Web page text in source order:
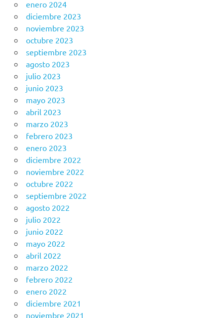
enero 2024
diciembre 2023
noviembre 2023
octubre 2023
septiembre 2023
agosto 2023
julio 2023
junio 2023
mayo 2023
abril 2023
marzo 2023
febrero 2023
enero 2023
diciembre 2022
noviembre 2022
octubre 2022
septiembre 2022
agosto 2022
julio 2022
junio 2022
mayo 2022
abril 2022
marzo 2022
febrero 2022
enero 2022
diciembre 2021
noviembre 2021